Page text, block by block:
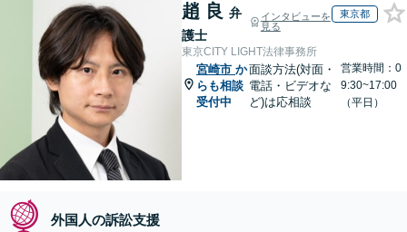
趙 良 弁
護士
インタビューを
見る
東京都
東京CITY LIGHT法律事務所
宮崎市 か
らも相談
受付中
面談方法(対面・
電話・ビデオな
ど)は応相談
営業時間：0
9:30~17:00
（平日）
外国人の訴訟支援